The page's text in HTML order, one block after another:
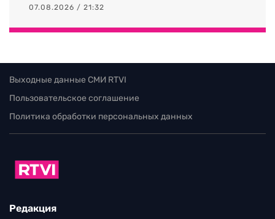
07.08.2026 / 21:32
Выходные данные СМИ RTVI
Пользовательское соглашение
Политика обработки персональных данных
Редакция